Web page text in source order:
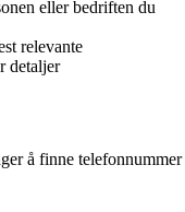
eller bedriften du
relevante
detaljer
å finne telefonnummer